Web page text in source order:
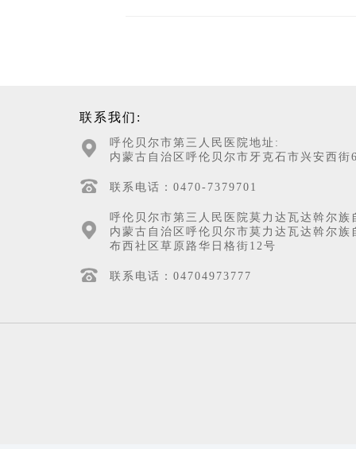
联系我们:
呼伦贝尔市第三人民医院地址:
内蒙古自治区呼伦贝尔市牙克石市兴安西街
联系电话：0470-7379701
呼伦贝尔市第三人民医院莫力达瓦达斡尔
内蒙古自治区呼伦贝尔市莫力达瓦达斡尔族
布西社区草原路华日格街12号
联系电话：04704973777